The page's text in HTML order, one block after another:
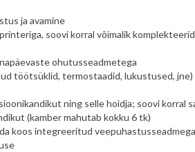
ja avamine
soovi korral võimalik
ohutusseadmetega
töötsüklid, termostaadid, lukustused, jne)
ning selle hoidja; soovi korral
(kamber mahutab kokku 6 tk)
koos integreeritud